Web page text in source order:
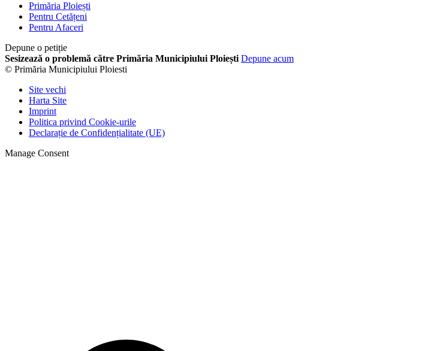
Primăria Ploiești
Pentru Cetățeni
Pentru Afaceri
Depune o petiție
Sesizează o problemă către Primăria Municipiului Ploiești Depune acum
© Primăria Municipiului Ploiesti
Site vechi
Harta Site
Imprint
Politica privind Cookie-urile
Declarație de Confidențialitate (UE)
Manage Consent